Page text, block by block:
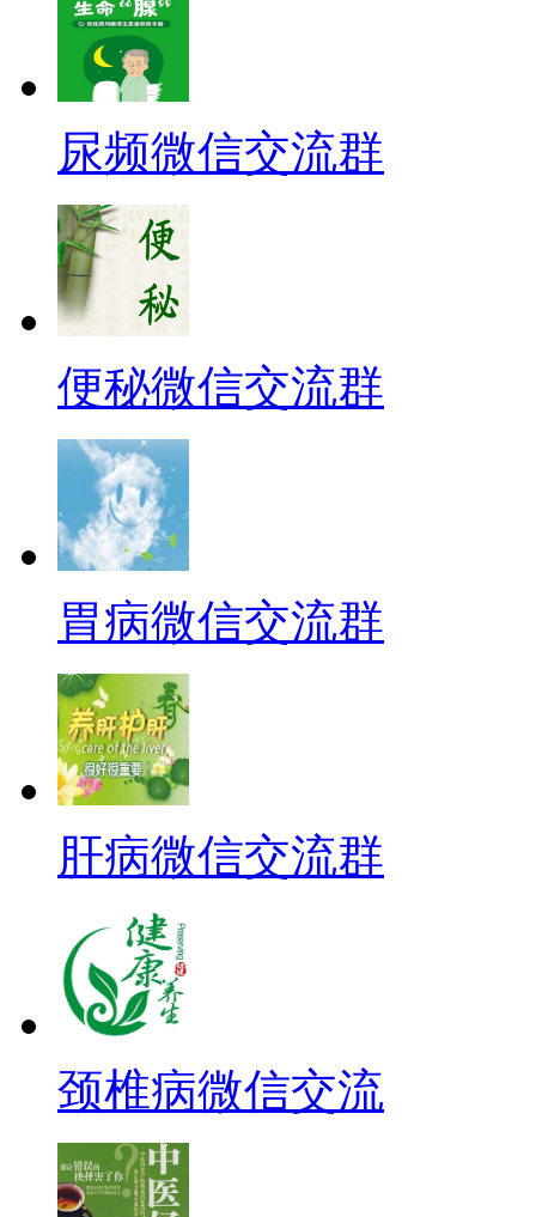
尿频微信交流群
便秘微信交流群
胃病微信交流群
肝病微信交流群
颈椎病微信交流